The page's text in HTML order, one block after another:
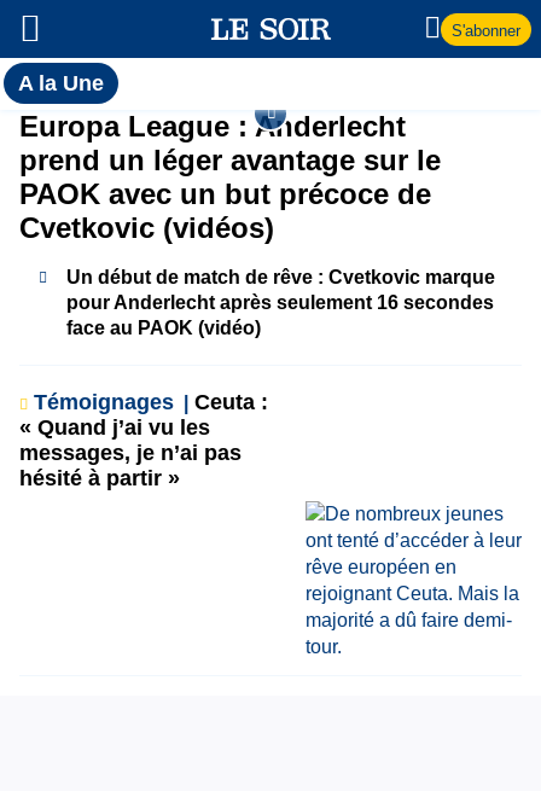
S'abonner
A la UneToutes
l'actualité
du Soir
A
la
Une
Europa League : Anderlecht
prend un léger avantage sur le
PAOK avec un but précoce de
Cvetkovic (vidéos)
Un début de match de rêve : Cvetkovic marque
pour Anderlecht après seulement 16 secondes
face au PAOK (vidéo)
Témoignages
Ceuta :
« Quand j’ai vu les
messages, je n’ai pas
hésité à partir »